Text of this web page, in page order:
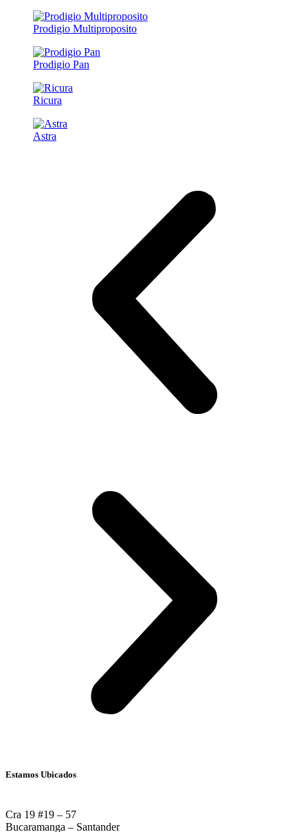
Prodigio Multiproposito
Prodigio Pan
Ricura
Astra
Estamos Ubicados
Cra 19 #19 – 57
Bucaramanga – Santander